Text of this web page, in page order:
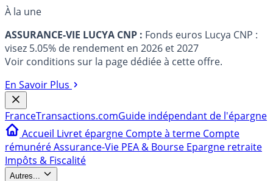
À la une
ASSURANCE-VIE LUCYA CNP : Fonds euros Lucya CNP :
visez 5.05% de rendement en 2026 et 2027
Voir conditions sur la page dédiée à cette offre.
En Savoir Plus
FranceTransactions.comGuide indépendant de l'épargne
Accueil Livret épargne Compte à terme Compte
rémunéréAssurance-Vie PEA & Bourse Epargne retraite
Impôts & Fiscalité
Autres...